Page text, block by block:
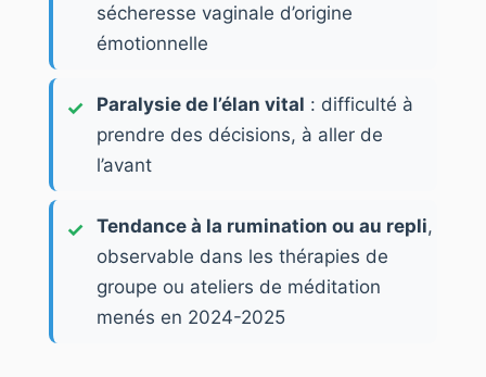
sécheresse vaginale d’origine
émotionnelle
Paralysie de l’élan vital : difficulté à
prendre des décisions, à aller de
l’avant
Tendance à la rumination ou au repli,
observable dans les thérapies de
groupe ou ateliers de méditation
menés en 2024-2025